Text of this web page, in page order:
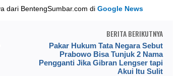
dari BentengSumbar.com diGoogle News
BERITA BERIKUTNYA
Pakar Hukum Tata Negara Sebut
Prabowo Bisa Tunjuk 2 Nama
Pengganti Jika Gibran Lengser tapi
Akui Itu Sulit